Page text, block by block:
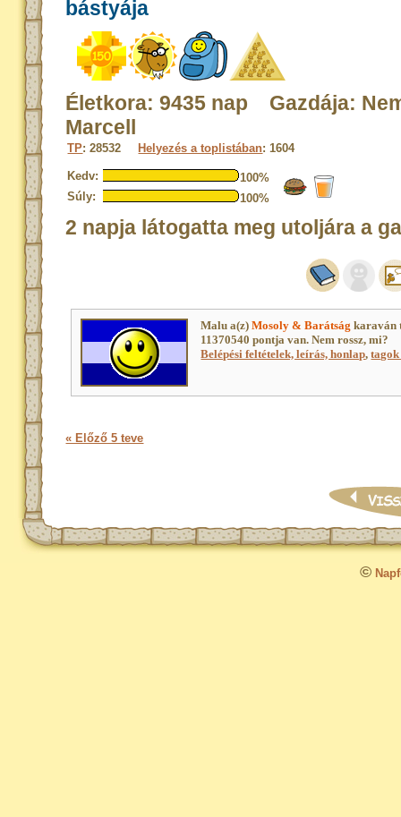
bástyája
Életkora: 9435 nap Gazdája:
Marcell
TP: 28532 Helyezés a toplistában: 1604
Kedv:
100%
Súly:
100%
2 napja látogatta meg utoljára a
Malu a(z)Mosoly & Barátság karaván
11370540 pontja van. Nem rossz, mi?
Belépési feltételek, leírás, honlap,
« Előző 5 teve
©